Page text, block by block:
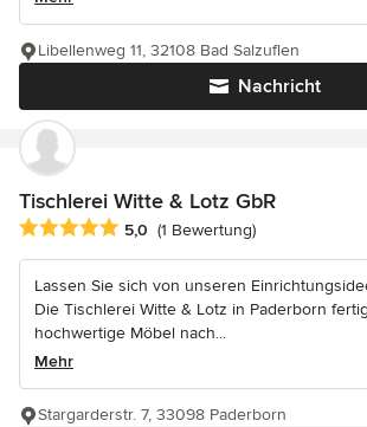
Nachricht
Libellenweg 11, 32108 Bad Salzuflen
Tischlerei Witte & Lotz GbR
Durchschnittliche Bewertung: 5 von 5
5,0 (1 Bewertung)
Lassen Sie sich von unseren
Die Tischlerei Witte & Lotz in Paderborn
hochwertige Möbel nach...
Mehr
Stargarderstr. 7, 33098 Paderborn